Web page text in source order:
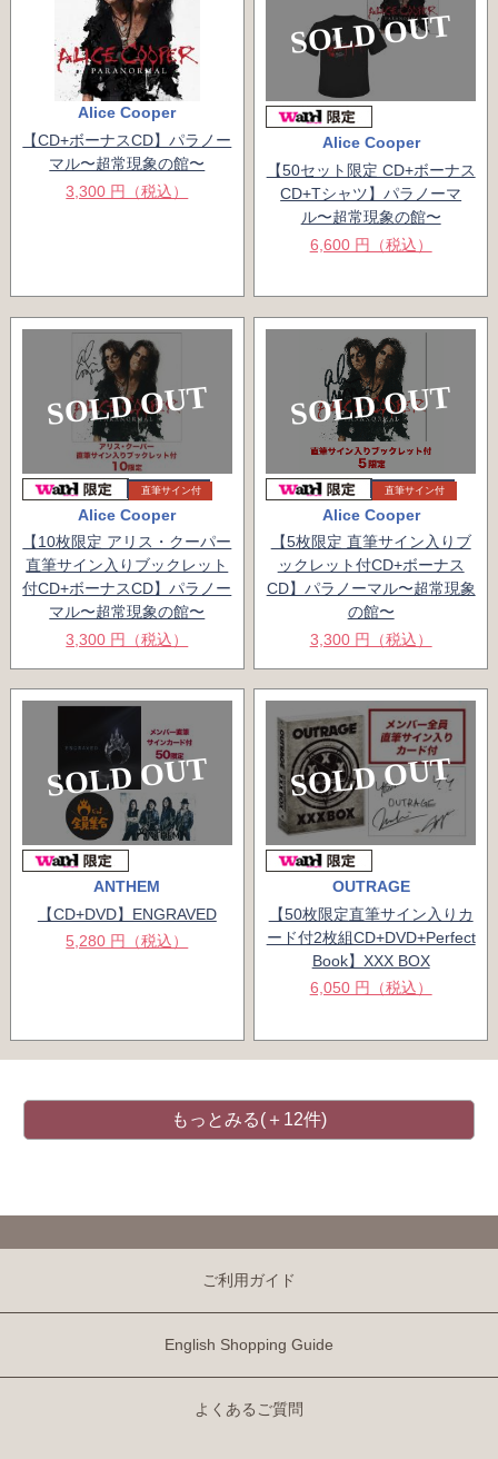
Alice Cooper
【CD+ボーナスCD】パラノー
マル〜超常現象の館〜
3,300 円（税込）
SOLD OUT
Alice Cooper
【50セット限定 CD+ボーナス
CD+Tシャツ】パラノーマ
ル〜超常現象の館〜
6,600 円（税込）
SOLD OUT
直筆サイン付
Alice Cooper
【10枚限定 アリス・クーパー
直筆サイン入りブックレット
付CD+ボーナスCD】パラノー
マル〜超常現象の館〜
3,300 円（税込）
SOLD OUT
直筆サイン付
Alice Cooper
【5枚限定 直筆サイン入りブ
ックレット付CD+ボーナス
CD】パラノーマル〜超常現象
の館〜
3,300 円（税込）
SOLD OUT
ANTHEM
【CD+DVD】ENGRAVED
5,280 円（税込）
SOLD OUT
OUTRAGE
【50枚限定直筆サイン入りカ
ード付2枚組CD+DVD+Perfect
Book】XXX BOX
6,050 円（税込）
もっとみる(＋12件)
ご利用ガイド
English Shopping Guide
よくあるご質問